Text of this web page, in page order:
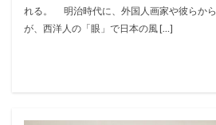
れる。 明治時代に、外国人画家や彼らか
が、西洋人の「眼」で日本の風 […]